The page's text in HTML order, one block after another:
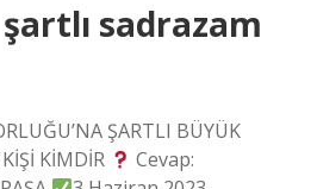
sadrazam
ŞARTLI BÜYÜK
KİMDİR
Cevap: